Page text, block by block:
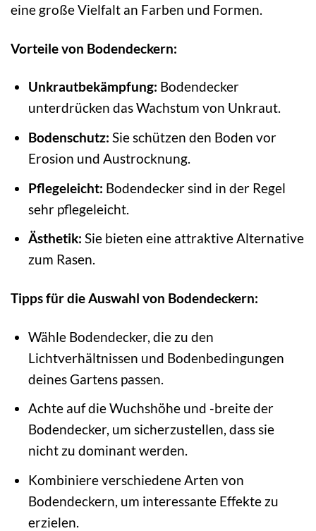
eine große Vielfalt an Farben und Formen.
Vorteile von Bodendeckern:
Unkrautbekämpfung: Bodendecker
unterdrücken das Wachstum von Unkraut.
Bodenschutz: Sie schützen den Boden vor
Erosion und Austrocknung.
Pflegeleicht: Bodendecker sind in der Regel
sehr pflegeleicht.
Ästhetik: Sie bieten eine attraktive Alternative
zum Rasen.
Tipps für die Auswahl von Bodendeckern:
Wähle Bodendecker, die zu den
Lichtverhältnissen und Bodenbedingungen
deines Gartens passen.
Achte auf die Wuchshöhe und -breite der
Bodendecker, um sicherzustellen, dass sie
nicht zu dominant werden.
Kombiniere verschiedene Arten von
Bodendeckern, um interessante Effekte zu
erzielen.